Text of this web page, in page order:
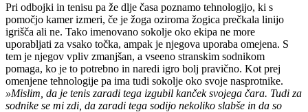
Pri odbojki in tenisu pa že dlje časa poznamo tehnologijo, ki s
pomočjo kamer izmeri, če je žoga oziroma žogica prečkala linijo
igrišča ali ne. Tako imenovano sokolje oko ekipa ne more
uporabljati za vsako točka, ampak je njegova uporaba omejena. S
tem je njegov vpliv zmanjšan, a vseeno stranskim sodnikom
pomaga, ko je to potrebno in naredi igro bolj pravično. Kot prej
omenjene tehnologije pa ima tudi sokolje oko svoje nasprotnike.
»Mislim, da je tenis zaradi tega izgubil kanček svojega čara. Tudi za
sodnike se mi zdi, da zaradi tega sodijo nekoliko slabše in da so